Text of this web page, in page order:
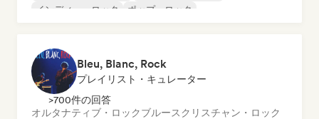
インディー・ロック
ポップ・ロック
Bleu, Blanc, Rock
プレイリスト・キュレーター
>700件の回答
オルタナティブ・ロックブルースクリスチャン・ロック